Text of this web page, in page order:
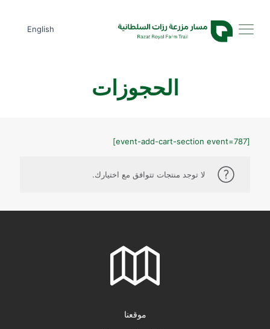
English
الحجوزات
[event-add-cart-section event=787]
لا توجد منتجات تتوافق مع اختيارك.
موقعنا